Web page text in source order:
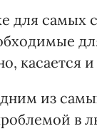
для самых
касается
из
в